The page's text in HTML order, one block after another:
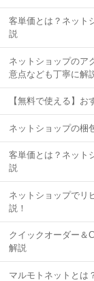
客単価とは？ネット
説
ネットショップのア
意点なども丁寧に解
【無料で使える】
ネットショップの梱
客単価とは？ネット
説
ネットショップでリ
説！
クイックオーダー＆
解説
マルモトネットとは